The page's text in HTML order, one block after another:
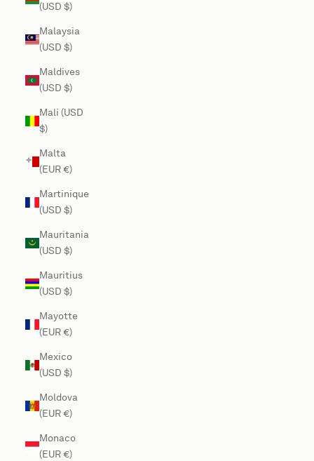
(USD $)
Malaysia
(USD $)
Maldives
(USD $)
Mali (USD
$)
Malta
(EUR €)
Martinique
(USD $)
Mauritania
(USD $)
Mauritius
(USD $)
Mayotte
(EUR €)
Mexico
(USD $)
Moldova
(EUR €)
Monaco
(EUR €)